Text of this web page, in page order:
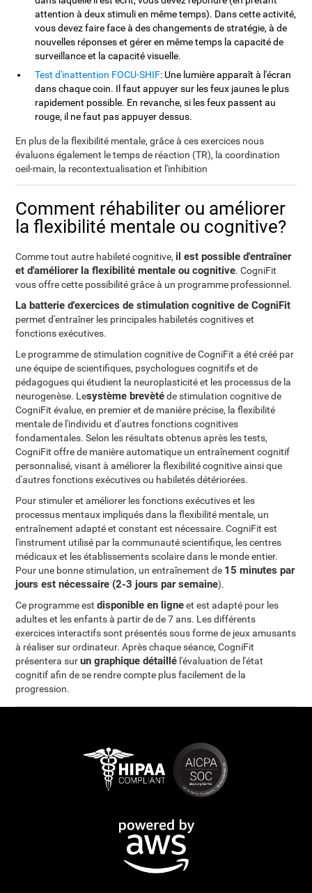
attention à deux stimuli en même temps). Dans cette activité,
vous devez faire face à des changements de stratégie, à de
nouvelles réponses et gérer en même temps la capacité de
surveillance et la capacité visuelle.
Test d'inattention FOCU-SHIF: Une lumière apparaît à l'écran
dans chaque coin. Il faut appuyer sur les feux jaunes le plus
rapidement possible. En revanche, si les feux passent au
rouge, il ne faut pas appuyer dessus.
En plus de la flexibilité mentale, grâce à ces exercices nous
évaluons également le temps de réaction (TR), la coordination
oeil-main, la recontextualisation et l'inhibition
Comment réhabiliter ou améliorer
la flexibilité mentale ou cognitive?
Comme tout autre habileté cognitive, il est possible d'entraîner
et d'améliorer la flexibilité mentale ou cognitive. CogniFit
vous offre cette possibilité grâce à un programme professionnel.
La batterie d'exercices de stimulation cognitive de CogniFit
permet d'entraîner les principales habiletés cognitives et
fonctions exécutives.
Le programme de stimulation cognitive de CogniFit a été créé par
une équipe de scientifiques, psychologues cognitifs et de
pédagogues qui étudient la neuroplasticité et les processus de la
neurogenèse. Lesystème brevètéde stimulation cognitive de
CogniFit évalue, en premier et de manière précise, la flexibilité
mentale de l'individu et d'autres fonctions cognitives
fondamentales. Selon les résultats obtenus après les tests,
CogniFit offre de manière automatique un entraînement cognitif
personnalisé, visant à améliorer la flexibilité cognitive ainsi que
d'autres fonctions exécutives ou habiletés détériorées.
Pour stimuler et améliorer les fonctions exécutives et les
processus mentaux impliqués dans la flexibilité mentale, un
entraînement adapté et constant est nécessaire. CogniFit est
l'instrument utilisé par la communauté scientifique, les centres
médicaux et les établissements scolaire dans le monde entier.
Pour une bonne stimulation, un entraînement de 15 minutes par
jours est nécessaire (2-3 jours par semaine).
Ce programme estdisponible en ligneet est adapté pour les
adultes et les enfants à partir de de 7 ans. Les différents
exercices interactifs sont présentés sous forme de jeux amusants
à réaliser sur ordinateur. Après chaque séance, CogniFit
présentera surun graphique détaillé l'évaluation de l'état
cognitif afin de se rendre compte plus facilement de la
progression.